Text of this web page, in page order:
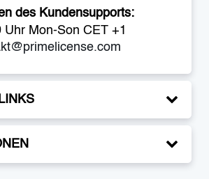
des Kundensupports:
Mon-Son CET +1